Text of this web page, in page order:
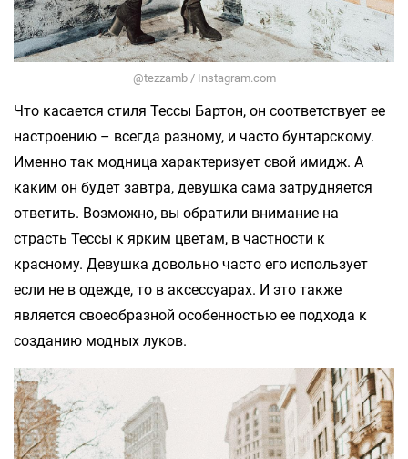
@tezzamb / Instagram.com
Что касается стиля Тессы Бартон, он соответствует ее
настроению – всегда разному, и часто бунтарскому.
Именно так модница характеризует свой имидж. А
каким он будет завтра, девушка сама затрудняется
ответить. Возможно, вы обратили внимание на
страсть Тессы к ярким цветам, в частности к
красному. Девушка довольно часто его использует
если не в одежде, то в аксессуарах. И это также
является своеобразной особенностью ее подхода к
созданию модных луков.